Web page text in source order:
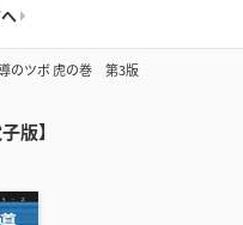
のツボ 虎の巻 第3版
版】